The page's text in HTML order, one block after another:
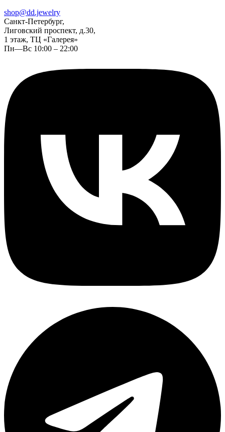
shop@dd.jewelry
Санкт-Петербург,
Лиговский проспект, д.30,
1 этаж, ТЦ «Галерея»
Пн—Вс 10:00 – 22:00